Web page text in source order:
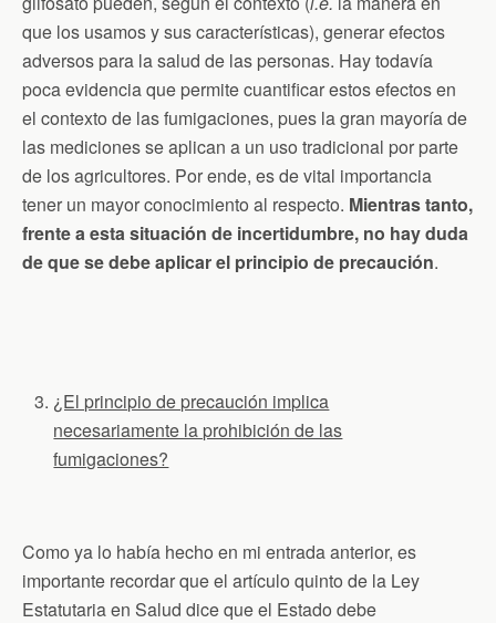
que los usamos y sus características), generar efectos
adversos para la salud de las personas. Hay todavía
poca evidencia que permite cuantificar estos efectos en
el contexto de las fumigaciones, pues la gran mayoría de
las mediciones se aplican a un uso tradicional por parte
de los agricultores. Por ende, es de vital importancia
tener un mayor conocimiento al respecto. Mientras tanto,
frente a esta situación de incertidumbre, no hay duda
de que se debe aplicar el principio de precaución.
¿El principio de precaución implica
necesariamente la prohibición de las
fumigaciones?
Como ya lo había hecho en mi entrada anterior, es
importante recordar que el artículo quinto de la Ley
Estatutaria en Salud dice que el Estado debe